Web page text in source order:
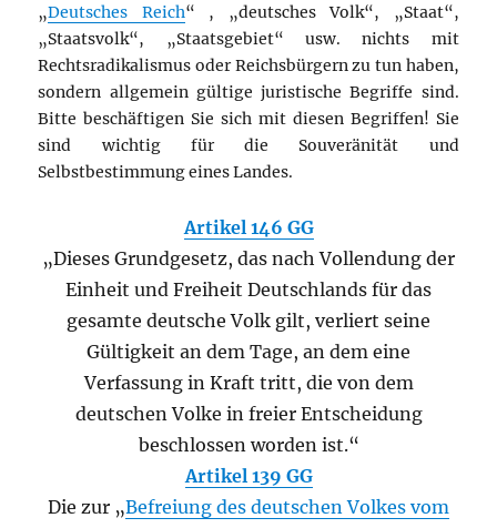
„Deutsches Reich“ , „deutsches Volk“, „Staat“,
„Staatsvolk“, „Staatsgebiet“ usw. nichts mit
Rechtsradikalismus oder Reichsbürgern zu tun haben,
sondern allgemein gültige juristische Begriffe sind.
Bitte beschäftigen Sie sich mit diesen Begriffen! Sie
sind wichtig für die Souveränität und
Selbstbestimmung eines Landes.
Artikel 146 GG
„Dieses Grundgesetz, das nach Vollendung der
Einheit und Freiheit Deutschlands für das
gesamte deutsche Volk gilt, verliert seine
Gültigkeit an dem Tage, an dem eine
Verfassung in Kraft tritt, die von dem
deutschen Volke in freier Entscheidung
beschlossen worden ist.“
Artikel 139 GG
Die zur „Befreiung des deutschen Volkes vom